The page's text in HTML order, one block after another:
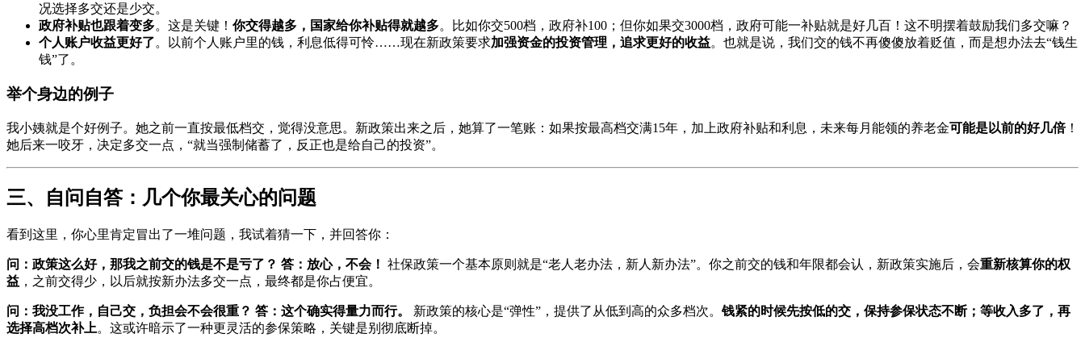
况选择多交还是少交。
政府补贴也跟着变多。这是关键！ 你交得越多，国家给你补贴得就越多。比如你交500档，政府补100；但你如果交3000档，政府可能一补贴就是好几百！这不明摆着鼓励我们多交嘛？
个人账户收益更好了。以前个人账户里的钱，利息低得可怜……现在新政策要求加强资金的投资管理，追求更好的收益。也就是说，我们交的钱不再傻傻放着贬值，而是想办法去“钱生
钱”了。
举个身边的例子
我小姨就是个好例子。她之前一直按最低档交，觉得没意思。新政策出来之后，她算了一笔账：如果按最高档交满15年，加上政府补贴和利息，未来每月能领的养老金可能是以前的好几倍！
她后来一咬牙，决定多交一点，“就当强制储蓄了，反正也是给自己的投资”。
三、自问自答：几个你最关心的问题
看到这里，你心里肯定冒出了一堆问题，我试着猜一下，并回答你：
问：政策这么好，那我之前交的钱是不是亏了？ 答：放心，不会！ 社保政策一个基本原则就是“老人老办法，新人新办法”。你之前交的钱和年限都会认，新政策实施后，会重新核算你的权
益 ，之前交得少，以后就按新办法多交一点，最终都是你占便宜。
问：我没工作，自己交，负担会不会很重？ 答：这个确实得量力而行。 新政策的核心是“弹性”，提供了从低到高的众多档次。钱紧的时候先按低的交，保持参保状态不断；等收入多了，再
选择高档次补上。这或许暗示了一种更灵活的参保策略，关键是别彻底断掉。